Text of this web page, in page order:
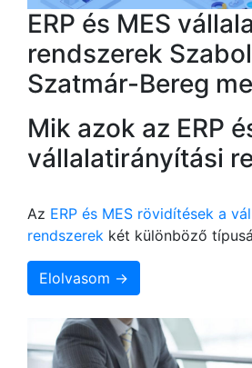
ERP és MES
rendszerek
Szatmár-Bereg
Mik azok az ERP
vállalatirányítási
Az ERP és MES rövidítések a
rendszerek két különböző
Elolvasom →